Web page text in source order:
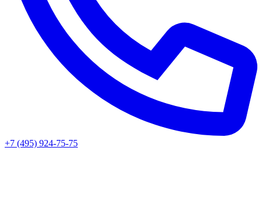
+7 (495) 924-75-75